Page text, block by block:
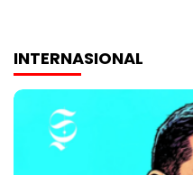
INTERNASIONAL